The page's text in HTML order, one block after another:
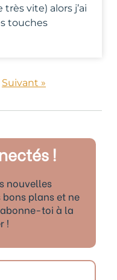
vite) alors j’ai
touches
Suivant »
!
nouvelles
plans et ne
toi à la
!